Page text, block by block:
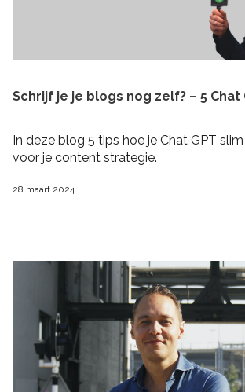
Schrijf je je blogs nog zelf? – 5 Chat
In deze blog 5 tips hoe je Chat GPT
voor je content strategie.
28 maart 2024